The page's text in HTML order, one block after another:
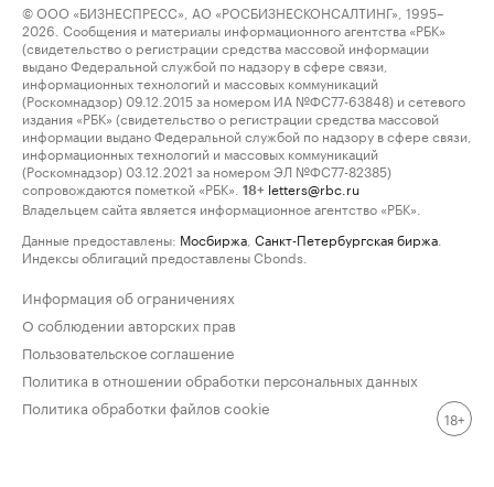
© ООО «БИЗНЕСПРЕСС», АО «РОСБИЗНЕСКОНСАЛТИНГ», 1995–
2026. Сообщения и материалы информационного агентства «РБК»
(свидетельство о регистрации средства массовой информации
выдано Федеральной службой по надзору в сфере связи,
информационных технологий и массовых коммуникаций
(Роскомнадзор) 09.12.2015 за номером ИА №ФС77-63848) и сетевого
издания «РБК» (свидетельство о регистрации средства массовой
информации выдано Федеральной службой по надзору в сфере связи,
информационных технологий и массовых коммуникаций
(Роскомнадзор) 03.12.2021 за номером ЭЛ №ФС77-82385)
сопровождаются пометкой «РБК».
18+ letters@rbc.ru
Владельцем сайта является информационное агентство «РБК».
Данные предоставлены: Мосбиржа Санкт-Петербургская биржа
Индексы облигаций предоставлены Cbonds.
Информация об ограничениях
О соблюдении авторских прав
Пользовательское соглашение
Политика в отношении обработки персональных данных
Политика обработки файлов cookie
18+